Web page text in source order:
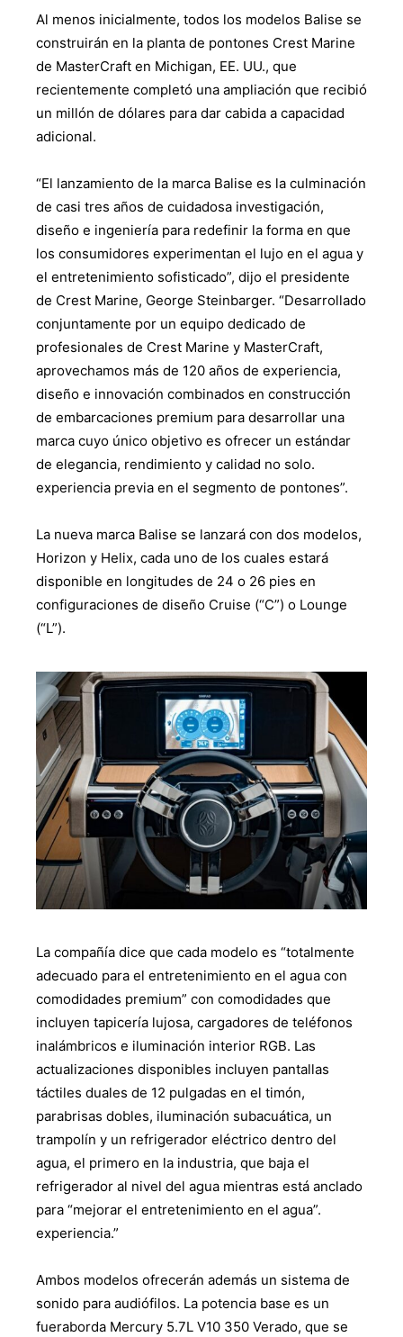
Al menos inicialmente, todos los modelos Balise se
construirán en la planta de pontones Crest Marine
de MasterCraft en Michigan, EE. UU., que
recientemente completó una ampliación que recibió
un millón de dólares para dar cabida a capacidad
adicional.
“El lanzamiento de la marca Balise es la culminación
de casi tres años de cuidadosa investigación,
diseño e ingeniería para redefinir la forma en que
los consumidores experimentan el lujo en el agua y
el entretenimiento sofisticado”, dijo el presidente
de Crest Marine, George Steinbarger. “Desarrollado
conjuntamente por un equipo dedicado de
profesionales de Crest Marine y MasterCraft,
aprovechamos más de 120 años de experiencia,
diseño e innovación combinados en construcción
de embarcaciones premium para desarrollar una
marca cuyo único objetivo es ofrecer un estándar
de elegancia, rendimiento y calidad no solo.
experiencia previa en el segmento de pontones”.
La nueva marca Balise se lanzará con dos modelos,
Horizon y Helix, cada uno de los cuales estará
disponible en longitudes de 24 o 26 pies en
configuraciones de diseño Cruise (“C”) o Lounge
(“L”).
La compañía dice que cada modelo es “totalmente
adecuado para el entretenimiento en el agua con
comodidades premium” con comodidades que
incluyen tapicería lujosa, cargadores de teléfonos
inalámbricos e iluminación interior RGB. Las
actualizaciones disponibles incluyen pantallas
táctiles duales de 12 pulgadas en el timón,
parabrisas dobles, iluminación subacuática, un
trampolín y un refrigerador eléctrico dentro del
agua, el primero en la industria, que baja el
refrigerador al nivel del agua mientras está anclado
para “mejorar el entretenimiento en el agua”.
experiencia.”
Ambos modelos ofrecerán además un sistema de
sonido para audiófilos. La potencia base es un
fueraborda Mercury 5.7L V10 350 Verado, que se